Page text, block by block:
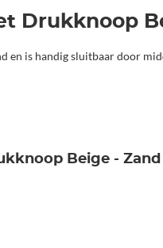
Drukknoop
en is handig sluitbaar door
Beige - Zand